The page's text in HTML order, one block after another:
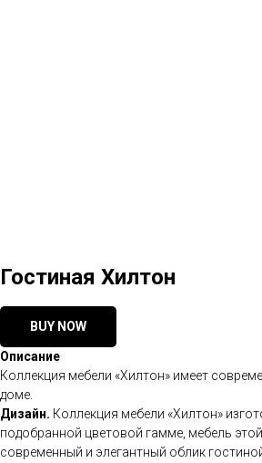
Гостиная Хилтон
BUY NOW
Описание
Коллекция мебели «Хилтон» имеет
доме.
Дизайн. Коллекция мебели «Хилтон»
подобранной цветовой гамме, мебель
современный и элегантный облик